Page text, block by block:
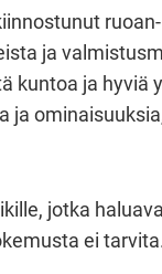
ja
kuntoa ja hyviä
ja
jotka
ei